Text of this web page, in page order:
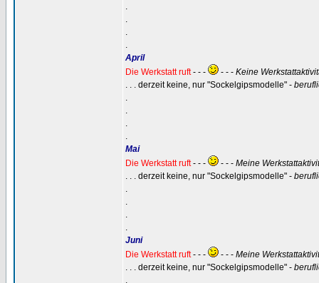
.
.
.
.
April
Die Werkstatt ruft- - - - - - Keine
. . . derzeit keine, nur "Sockelgipsmodelle" -
.
.
.
.
Mai
Die Werkstatt ruft- - - - - - Meine
. . . derzeit keine, nur "Sockelgipsmodelle" -
.
.
.
.
Juni
Die Werkstatt ruft- - - - - - Meine
. . . derzeit keine, nur "Sockelgipsmodelle" -
.